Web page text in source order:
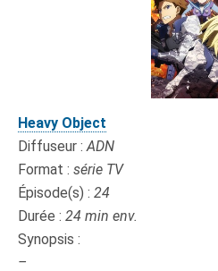
Heavy Object
Diffuseur :ADN
Format : série TV
Épisode(s) : 24
Durée : 24 min env.
Synopsis :
–